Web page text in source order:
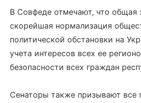
В Совфеде отмечают, что общая
скорейшая нормализация
политической обстановки на
учета интересов всех ее
безопасности всех граждан
Сенаторы также призывают все